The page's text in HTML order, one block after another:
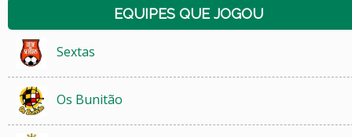
EQUIPES QUE JOGOU
Sextas
Os Bunitão